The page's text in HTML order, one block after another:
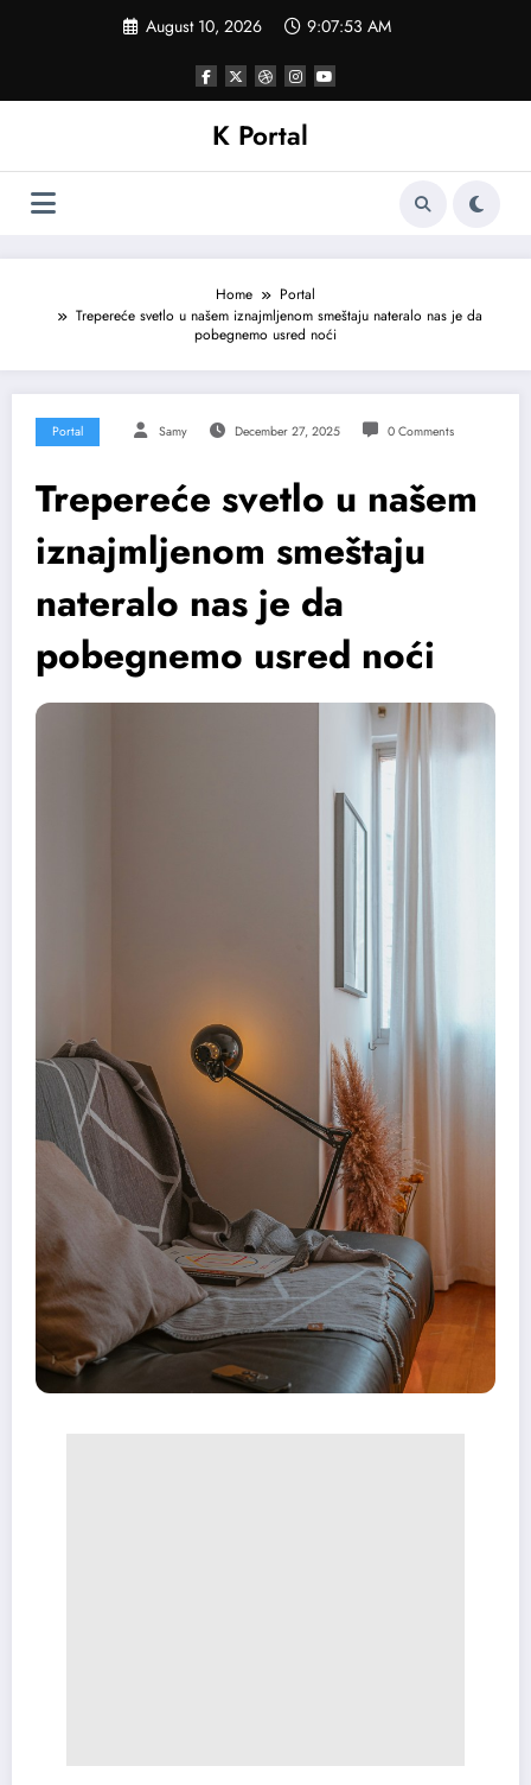
August 10, 2026 9:07:55 AM
K Portal
Home
Portal
Trepereće svetlo u našem iznajmljenom smeštaju nateralo nas je da
pobegnemo usred noći
Portal Samy December 27, 2025 0 Comments
Trepereće svetlo u našem
iznajmljenom smeštaju
nateralo nas je da
pobegnemo usred noći